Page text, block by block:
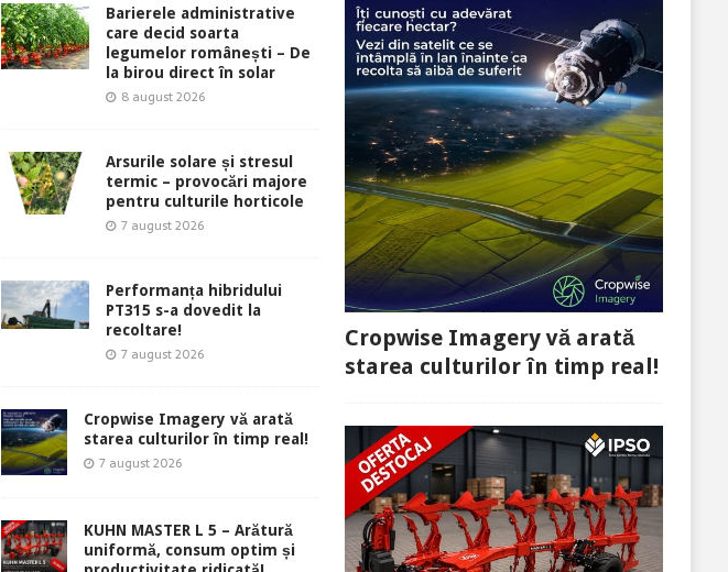
Barierele administrative
care decid soarta
legumelor românești – De
la birou direct în solar
8 august 2026
Arsurile solare și stresul
termic – provocări majore
pentru culturile horticole
7 august 2026
Performanța hibridului
PT315 s-a dovedit la
recoltare!
7 august 2026
Cropwise Imagery vă arată
starea culturilor în timp real!
7 august 2026
KUHN MASTER L 5 – Arătură
uniformă, consum optim și
Cropwise Imagery vă arată
starea culturilor în timp real!